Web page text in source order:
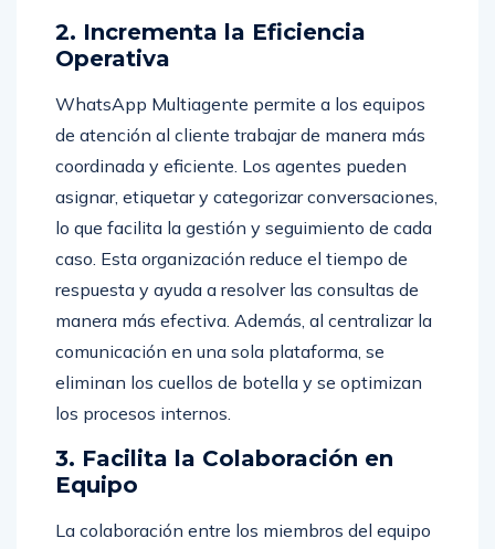
2. Incrementa la Eficiencia
Operativa
WhatsApp Multiagente permite a los equipos
de atención al cliente trabajar de manera más
coordinada y eficiente. Los agentes pueden
asignar, etiquetar y categorizar conversaciones,
lo que facilita la gestión y seguimiento de cada
caso. Esta organización reduce el tiempo de
respuesta y ayuda a resolver las consultas de
manera más efectiva. Además, al centralizar la
comunicación en una sola plataforma, se
eliminan los cuellos de botella y se optimizan
los procesos internos.
3. Facilita la Colaboración en
Equipo
La colaboración entre los miembros del equipo